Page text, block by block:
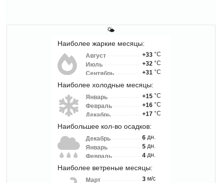
🌤
Наиболее жаркие месяцы:
Август +33°C
Июль
+32 °C
Сентябрь
+31 °C
Наиболее холодные месяцы:
Январь +15°C
Февраль
+16°C
Декабрь
+17°C
Наибольшее кол-во осадков:
Декабрь 6дн.
Январь
5дн.
Февраль
4дн.
Наиболее ветреные месяцы:
Март 3м/с